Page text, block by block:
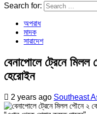
Search for:
অপরাধ
মাদক
সারাদেশ
বেনাপোলে ট্রেনে
হেরোইন
2 years ago Southeast